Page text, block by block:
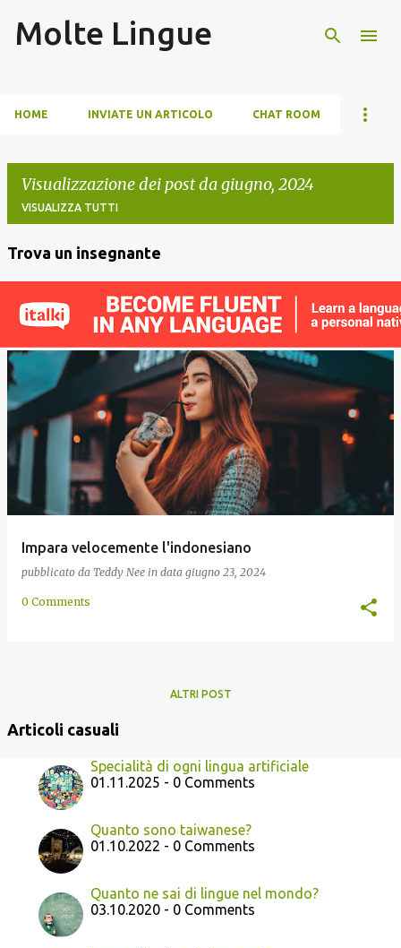
Molte Lingue
HOME INVIATE UN ARTICOLO CHAT ROOM
Visualizzazione dei post da giugno, 2024
VISUALIZZA TUTTI
t
Trova un insegnante
Impara velocemente l'indonesiano
pubblicato da Teddy Nee in data giugno 23, 2024
0 Comments
ALTRI POST
Articoli casuali
Specialità di ogni lingua artificiale
01.11.2025 - 0 Comments
Quanto sono taiwanese?
01.10.2022 - 0 Comments
Quanto ne sai di lingue nel mondo?
03.10.2020 - 0 Comments